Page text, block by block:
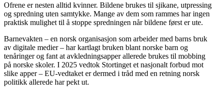
Ofrene er nesten alltid kvinner. Bildene brukes til sjikane, utpressing
og spredning uten samtykke. Mange av dem som rammes har ingen
praktisk mulighet til å stoppe spredningen når bildene først er ute.
Barnevakten – en norsk organisasjon som arbeider med barns bruk
av digitale medier – har kartlagt bruken blant norske barn og
tenåringer og fant at avkledningsapper allerede brukes til mobbing
på norske skoler. I 2025 vedtok Stortinget et nasjonalt forbud mot
slike apper – EU-vedtaket er dermed i tråd med en retning norsk
politikk allerede har pekt ut.